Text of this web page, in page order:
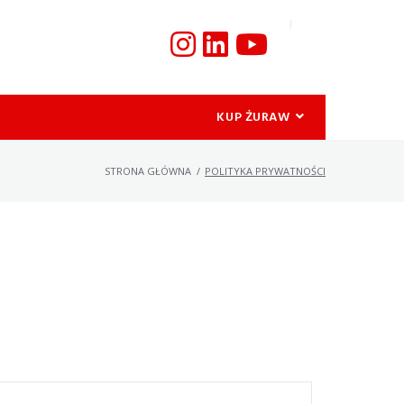
KUP ŻURAW
STRONA GŁÓWNA / POLITYKA PRYWATNOŚCI